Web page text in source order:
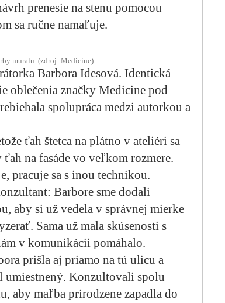
prenesie na stenu pomocou
sa ručne namaľuje.
muralu. (zdroj: Medicine)
Barbora Idesová. Identická
oblečenia značky Medicine pod
spolupráca medzi autorkou a
ťah štetca na plátno v ateliéri sa
na fasáde vo veľkom rozmere.
pracuje sa s inou technikou.
Barbore sme dodali
aby si už vedela v správnej mierke
Sama už mala skúsenosti s
v komunikácii pomáhalo.
prišla aj priamo na tú ulicu a
umiestnený. Konzultovali spolu
aby maľba prirodzene zapadla do